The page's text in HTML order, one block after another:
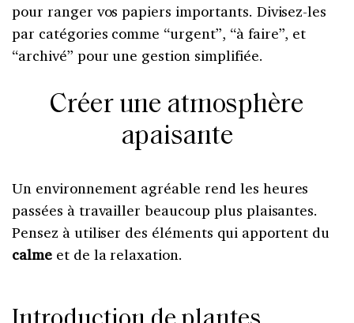
pour ranger vos papiers importants. Divisez-les
par catégories comme “urgent”, “à faire”, et
“archivé” pour une gestion simplifiée.
Créer une atmosphère
apaisante
Un environnement agréable rend les heures
passées à travailler beaucoup plus plaisantes.
Pensez à utiliser des éléments qui apportent du
calmeet de la relaxation.